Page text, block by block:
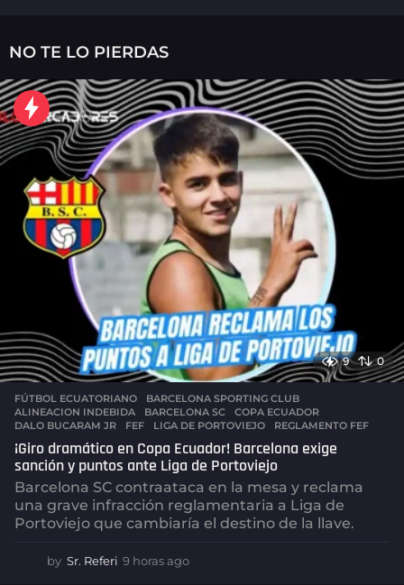
a
s
a
g
o
NO TE LO PIERDAS
9 0
FÚTBOL ECUATORIANO ,BARCELONA SPORTING CLUB
ALINEACION INDEBIDA
,BARCELONA SC ,COPA ECUADOR
DALO BUCARAM JR
,FEF ,LIGA DE PORTOVIEJO ,REGLAMENTO FEF
¡Giro dramático en Copa Ecuador! Barcelona exige
sanción y puntos ante Liga de Portoviejo
Barcelona SC contraataca en la mesa y reclama
una grave infracción reglamentaria a Liga de
Portoviejo que cambiaría el destino de la llave.
by Sr. Referi 9 horas ago